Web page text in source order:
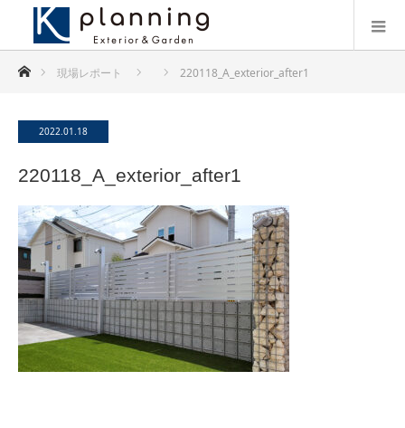
ホーム現場レポート 220118_A_exterior_after1
2022.01.18
220118_A_exterior_after1